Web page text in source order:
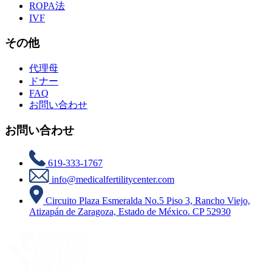
ROPA法
IVF
その他
代理母
ドナー
FAQ
お問い合わせ
お問い合わせ
619-333-1767
info@medicalfertilitycenter.com
Circuito Plaza Esmeralda No.5 Piso 3, Rancho Viejo,
Atizapán de Zaragoza, Estado de México. CP 52930